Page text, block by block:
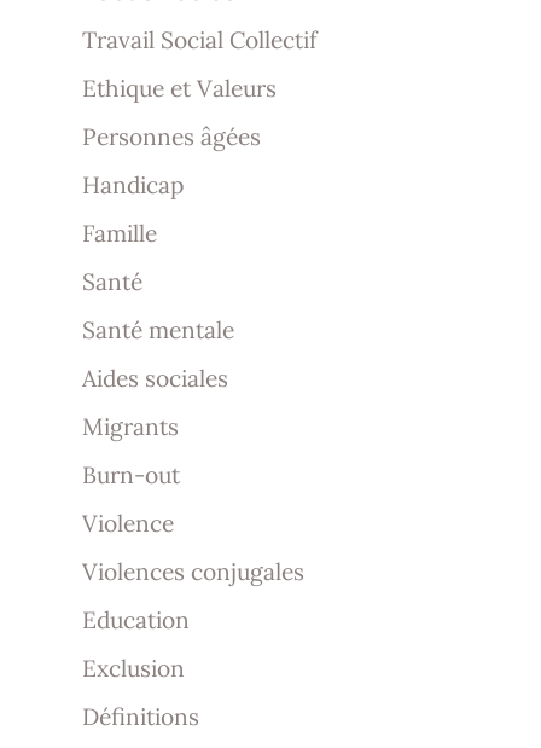
Travail Social Collectif
Ethique et Valeurs
Personnes âgées
Handicap
Famille
Santé
Santé mentale
Aides sociales
Migrants
Burn-out
Violence
Violences conjugales
Education
Exclusion
Définitions